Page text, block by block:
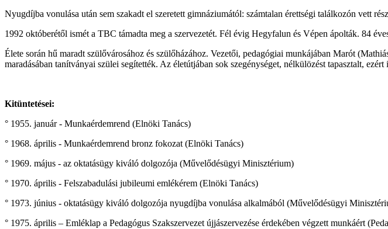
Nyugdíjba vonulása után sem szakadt el szeretett gimnáziumától: számtalan érettségi találkozón vett
1992 októberétől ismét a TBC támadta meg a szervezetét. Fél évig Hegyfalun és Vépen ápolták. 84
Élete során hű maradt szülővárosához és szülőházához. Vezetői, pedagógiai munkájában Marót
maradásában tanítványai szülei segítették. Az életútjában sok szegénységet, nélkülözést tapasztalt,
Kitüntetései:
° 1955. január - Munkaérdemrend (Elnöki Tanács)
° 1968. április - Munkaérdemrend bronz fokozat (Elnöki Tanács)
° 1969. május - az oktatásügy kiváló dolgozója (Művelődésügyi Minisztérium)
° 1970. április - Felszabadulási jubileumi emlékérem (Elnöki Tanács)
° 1973. június - oktatásügy kiváló dolgozója nyugdíjba vonulása alkalmából (Művelődésügyi
° 1975. április – Emléklap a Pedagógus Szakszervezet újjászervezése érdekében végzett munkáért